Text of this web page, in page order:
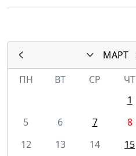
МАРТ
ПН
ВТ СР ЧТ
1
5
6 7 8
12
13 14 15